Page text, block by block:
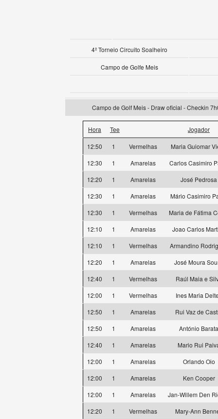
4º Torneio Circuito Soalheiro
Campo de Golfe Meis
Campo de Golf Meis - Draw oficial - Checkin
Hora Tee Jogador
12:50 1 Vermelhas
Maria Guiomar
12:30
1 Amarelas
Carlos Casimiro
12:20
1 Amarelas
José Pedrosa
12:30
1 Amarelas
Mário Casimiro
12:30
1 Vermelhas
Maria de Fátima
12:10
1 Amarelas
Joao Carlos
12:10
1 Vermelhas
Armandino
12:20
1 Amarelas
José Moura
12:40
1 Vermelhas
Raúl Maia e
12:00
1 Vermelhas
Ines Maria
12:50
1 Amarelas
Rui Vaz de
12:50
1 Amarelas
António Barata
12:40
1 Amarelas
Mario Rui
12:00
1 Amarelas
Orlando Oio
12:00
1 Amarelas
Ken Cooper
12:00
1 Amarelas
Jan-Willem Den
12:20
1 Vermelhas
Mary-Ann